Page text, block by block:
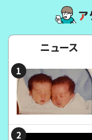
ニュース